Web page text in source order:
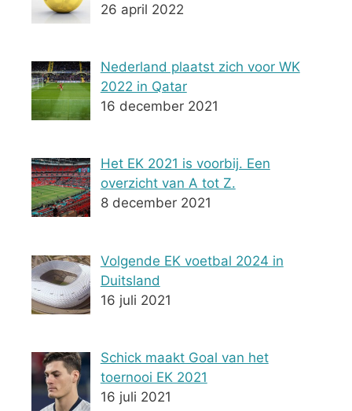
26 april 2022
Nederland plaatst zich voor WK
2022 in Qatar
16 december 2021
Het EK 2021 is voorbij. Een
overzicht van A tot Z.
8 december 2021
Volgende EK voetbal 2024 in
Duitsland
16 juli 2021
Schick maakt Goal van het
toernooi EK 2021
16 juli 2021